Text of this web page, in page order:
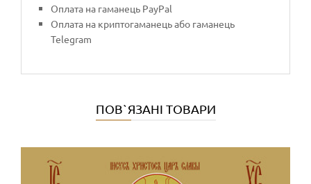
Оплата на гаманець PayPal
Оплата на криптогаманець або гаманець
Telegram
ПОВ`ЯЗАНІ ТОВАРИ